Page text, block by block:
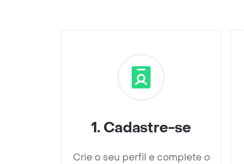
1. Cadastre-se
Crie o seu perfil e complete o